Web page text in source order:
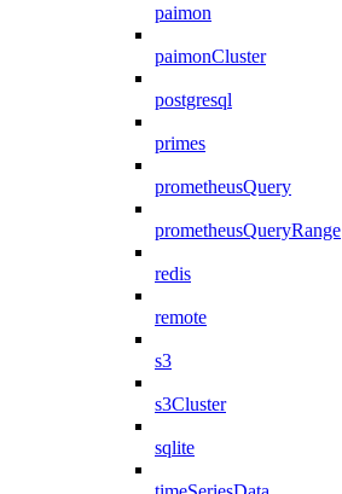
paimon
paimonCluster
postgresql
primes
prometheusQuery
prometheusQueryRange
redis
remote
s3
s3Cluster
sqlite